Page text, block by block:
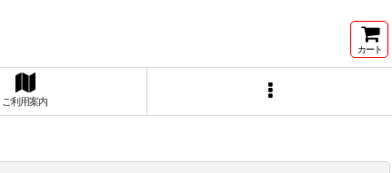
カート
ご利用案内